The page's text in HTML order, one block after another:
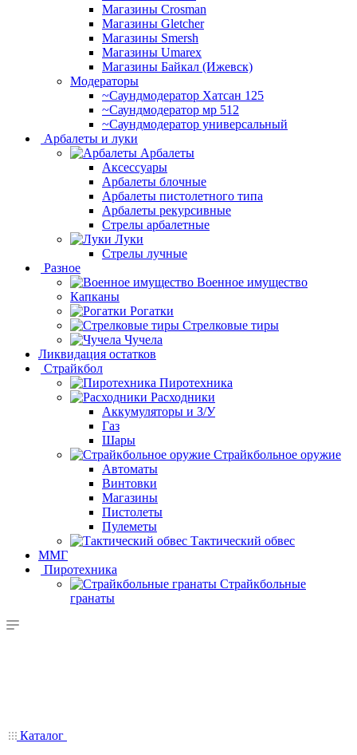
Магазины Crosman
Магазины Gletcher
Магазины Smersh
Магазины Umarex
Магазины Байкал (Ижевск)
Модераторы
~Cаундмодератор Хатсан 125
~Саундмодератор мр 512
~Саундмодератор универсальный
Арбалеты и луки
Арбалеты
Аксессуары
Арбалеты блочные
Арбалеты пистолетного типа
Арбалеты рекурсивные
Стрелы арбалетные
Луки
Стрелы лучные
Разное
Военное имущество
Капканы
Рогатки
Стрелковые тиры
Чучела
Ликвидация остатков
Страйкбол
Пиротехника
Расходники
Аккумуляторы и З/У
Газ
Шары
Страйкбольное оружие
Автоматы
Винтовки
Магазины
Пистолеты
Пулеметы
Тактический обвес
ММГ
Пиротехника
Страйкбольные
гранаты
Каталог